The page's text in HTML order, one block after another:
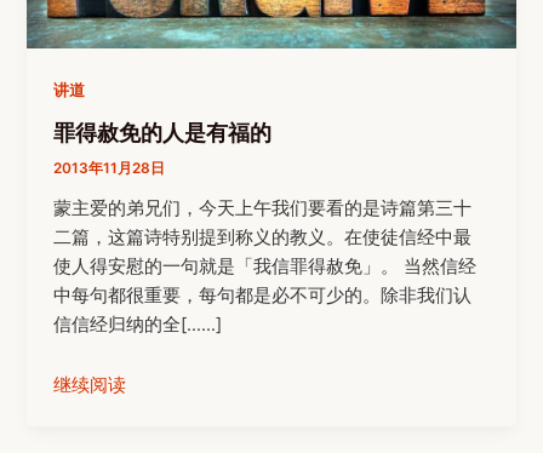
讲道
罪得赦免的人是有福的
2013年11月28日
蒙主爱的弟兄们，今天上午我们要看的是诗篇第三十
二篇，这篇诗特别提到称义的教义。在使徒信经中最
使人得安慰的一句就是「我信罪得赦免」。 当然信经
中每句都很重要，每句都是必不可少的。除非我们认
信信经归纳的全[……]
继续阅读